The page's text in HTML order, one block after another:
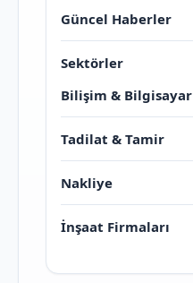
Güncel Haberler
Sektörler
Bilişim & Bilgisayar
Tadilat & Tamir
Nakliye
İnşaat Firmaları